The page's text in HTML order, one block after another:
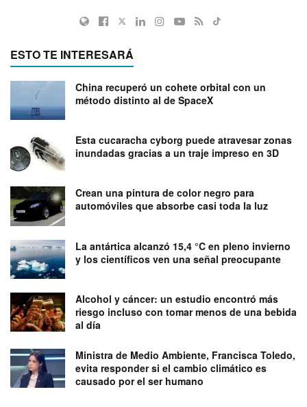
ESTO TE INTERESARÁ
China recuperó un cohete orbital con un
método distinto al de SpaceX
Esta cucaracha cyborg puede atravesar zonas
inundadas gracias a un traje impreso en 3D
Crean una pintura de color negro para
automóviles que absorbe casi toda la luz
La antártica alcanzó 15,4 °C en pleno invierno
y los científicos ven una señal preocupante
Alcohol y cáncer: un estudio encontró más
riesgo incluso con tomar menos de una bebida
al día
Ministra de Medio Ambiente, Francisca Toledo,
evita responder si el cambio climático es
causado por el ser humano